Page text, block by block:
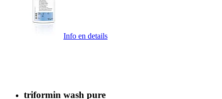
Info en details
triformin wash pure